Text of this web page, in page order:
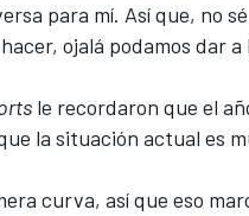
para mí. Así que, no
ojalá podamos dar
le recordaron que el
la situación actual es
curva, así que eso